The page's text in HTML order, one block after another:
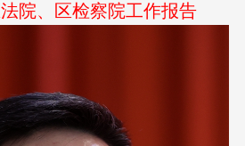
院、区检察院工作报告